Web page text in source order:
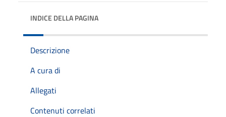
INDICE DELLA PAGINA
Descrizione
A cura di
Allegati
Contenuti correlati